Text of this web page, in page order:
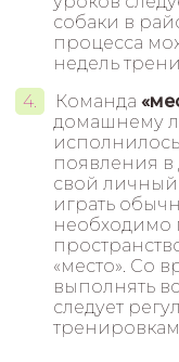
собаки в
процесса
недель
Команда
домашнему
появления
свой личный
играть
необходимо
«место». Со
выполнять
следует